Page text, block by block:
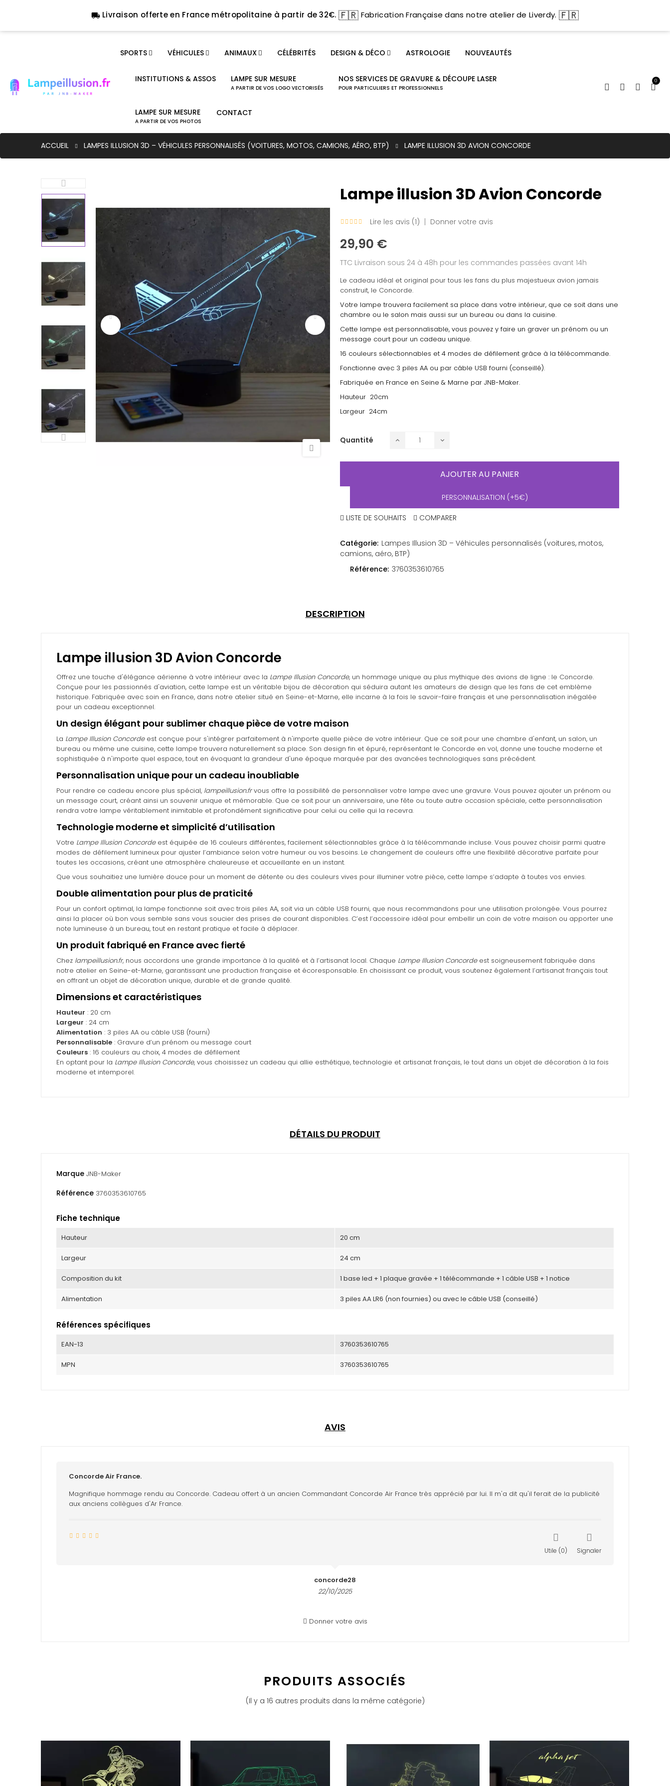
local_shipping Livraison offerte en France métropolitaine à partir de 32€. 🇫🇷 Fabrication Française dans notre atelier de Liverdy. 🇫🇷
SPORTS VÉHICULES ANIMAUX CÉLÉBRITÉS DESIGN & DÉCO ASTROLOGIE NOUVEAUTÉS
INSTITUTIONS & ASSOS LAMPE SUR MESURE
A PARTIR DE VOS LOGO VECTORISÉS
NOS SERVICES DE GRAVURE & DÉCOUPE LASER
POUR PARTICULIERS ET PROFESSIONNELS
LAMPE SUR MESURE
A PARTIR DE VOS PHOTOS
CONTACT
0
ACCUEIL LAMPES ILLUSION 3D – VÉHICULES PERSONNALISÉS (VOITURES, MOTOS, CAMIONS, AÉRO, BTP) LAMPE ILLUSION 3D AVION CONCORDE
Lampe illusion 3D Avion Concorde
Lire les avis (1) Donner votre avis
29,90 €
TTC Livraison sous 24 à 48h pour les commandes passées avant 14h
Le cadeau idéal et original pour tous les fans du plus majestueux avion jamais
construit, le Concorde.
Votre lampe trouvera facilement sa place dans votre intérieur, que ce soit dans une
chambre ou le salon mais aussi sur un bureau ou dans la cuisine.
Cette lampe est personnalisable, vous pouvez y faire un graver un prénom ou un
message court pour un cadeau unique.
16 couleurs sélectionnables et 4 modes de défilement grâce à la télécommande.
Fonctionne avec 3 piles AA ou par câble USB fourni (conseillé).
Fabriquée en France en Seine & Marne par JNB-Maker.
Hauteur 20cm
Largeur 24cm
Quantité
AJOUTER AU PANIER
PERSONNALISATION (+5€)
LISTE DE SOUHAITS COMPARER
Catégorie: Lampes Illusion 3D – Véhicules personnalisés (voitures, motos,
camions, aéro, BTP)
Référence: 3760353610765
DESCRIPTION
Lampe illusion 3D Avion Concorde
Offrez une touche d'élégance aérienne à votre intérieur avec la Lampe Illusion Concorde, un hommage unique au plus mythique des avions de ligne : le Concorde.
Conçue pour les passionnés d'aviation, cette lampe est un véritable bijou de décoration qui séduira autant les amateurs de design que les fans de cet emblème
historique. Fabriquée avec soin en France, dans notre atelier situé en Seine-et-Marne, elle incarne à la fois le savoir-faire français et une personnalisation inégalée
pour un cadeau exceptionnel.
Un design élégant pour sublimer chaque pièce de votre maison
La Lampe Illusion Concordeest conçue pour s'intégrer parfaitement à n'importe quelle pièce de votre intérieur. Que ce soit pour une chambre d'enfant, un salon, un
bureau ou même une cuisine, cette lampe trouvera naturellement sa place. Son design fin et épuré, représentant le Concorde en vol, donne une touche moderne et
sophistiquée à n'importe quel espace, tout en évoquant la grandeur d'une époque marquée par des avancées technologiques sans précédent.
Personnalisation unique pour un cadeau inoubliable
Pour rendre ce cadeau encore plus spécial, lampeillusion.frvous offre la possibilité de personnaliser votre lampe avec une gravure. Vous pouvez ajouter un prénom ou
un message court, créant ainsi un souvenir unique et mémorable. Que ce soit pour un anniversaire, une fête ou toute autre occasion spéciale, cette personnalisation
rendra votre lampe véritablement inimitable et profondément significative pour celui ou celle qui la recevra.
Technologie moderne et simplicité d’utilisation
Votre Lampe Illusion Concordeest équipée de 16 couleurs différentes, facilement sélectionnables grâce à la télécommande incluse. Vous pouvez choisir parmi quatre
modes de défilement lumineux pour ajuster l’ambiance selon votre humeur ou vos besoins. Le changement de couleurs offre une flexibilité décorative parfaite pour
toutes les occasions, créant une atmosphère chaleureuse et accueillante en un instant.
Que vous souhaitiez une lumière douce pour un moment de détente ou des couleurs vives pour illuminer votre pièce, cette lampe s’adapte à toutes vos envies.
Double alimentation pour plus de praticité
Pour un confort optimal, la lampe fonctionne soit avec trois piles AA, soit via un câble USB fourni, que nous recommandons pour une utilisation prolongée. Vous pourrez
ainsi la placer où bon vous semble sans vous soucier des prises de courant disponibles. C’est l’accessoire idéal pour embellir un coin de votre maison ou apporter une
note lumineuse à un bureau, tout en restant pratique et facile à déplacer.
Un produit fabriqué en France avec fierté
Chez lampeillusion.fr, nous accordons une grande importance à la qualité et à l’artisanat local. Chaque Lampe Illusion Concordeest soigneusement fabriquée dans
notre atelier en Seine-et-Marne, garantissant une production française et écoresponsable. En choisissant ce produit, vous soutenez également l’artisanat français tout
en offrant un objet de décoration unique, durable et de grande qualité.
Dimensions et caractéristiques
Hauteur : 20 cm
Largeur : 24 cm
Alimentation : 3 piles AA ou câble USB (fourni)
Personnalisable : Gravure d’un prénom ou message court
Couleurs : 16 couleurs au choix, 4 modes de défilement
En optant pour la Lampe Illusion Concorde, vous choisissez un cadeau qui allie esthétique, technologie et artisanat français, le tout dans un objet de décoration à la fois
moderne et intemporel.
DÉTAILS DU PRODUIT
Marque JNB-Maker
Référence 3760353610765
Fiche technique
Hauteur 20 cm
Largeur 24 cm
Composition du kit 1 base led + 1 plaque gravée + 1 télécommande + 1 câble USB + 1 notice
Alimentation 3 piles AA LR6 (non fournies) ou avec le câble USB (conseillé)
Références spécifiques
EAN-13 3760353610765
MPN 3760353610765
AVIS
Concorde Air France.
Magnifique hommage rendu au Concorde. Cadeau offert à un ancien Commandant Concorde Air France très apprécié par lui. Il m'a dit qu'il ferait de la publicité
aux anciens collègues d'Ar France.
Utile 0 Signaler
concorde28
22/10/2025
Donner votre avis
PRODUITS ASSOCIÉS
(Il y a 16 autres produits dans la même catégorie)